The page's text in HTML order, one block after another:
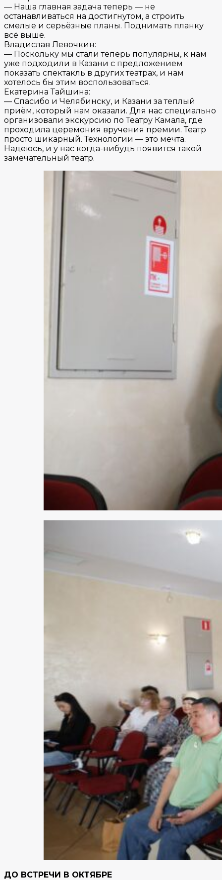
— Наша главная задача теперь — не
останавливаться на достигнутом, а строить
смелые и серьёзные планы. Поднимать планку
всё выше.
Владислав Левочкин:
— Поскольку мы стали теперь популярны, к нам
уже подходили в Казани с предложением
показать спектакль в других театрах, и нам
хотелось бы этим воспользоваться.
Екатерина Тайшина:
— Спасибо и Челябинску, и Казани за теплый
приём, который нам оказали. Для нас специально
организовали экскурсию по Театру Камала, где
проходила церемония вручения премии. Театр
просто шикарный. Технологии — это мечта.
Надеюсь, и у нас когда-нибудь появится такой
замечательный театр.
ДО ВСТРЕЧИ В ОКТЯБРЕ